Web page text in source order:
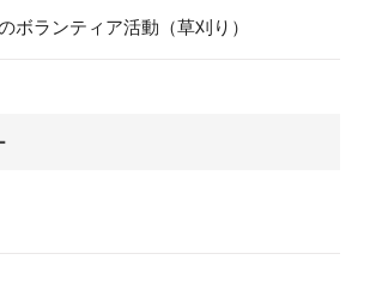
ボランティア活動（草刈り）